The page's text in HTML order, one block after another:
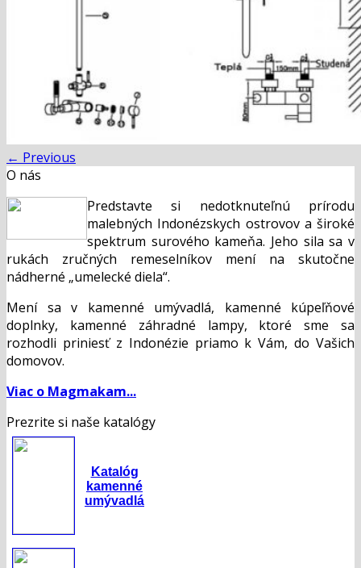
Žiadne produkty v košíku.
← Previous
O nás
Predstavte si nedotknuteľnú prírodu
malebných Indonézskych ostrovov a široké
spektrum surového kameňa. Jeho sila sa v
rukách zručných remeselníkov mení na skutočne
nádherné „umelecké diela“.
Mení sa v kamenné umývadlá, kamenné kúpeľňové
doplnky, kamenné záhradné lampy, ktoré sme sa
rozhodli priniesť z Indonézie priamo k Vám, do Vašich
domovov.
Viac o Magmakam...
Prezrite si naše katalógy
Katalóg
kamenné
umývadlá